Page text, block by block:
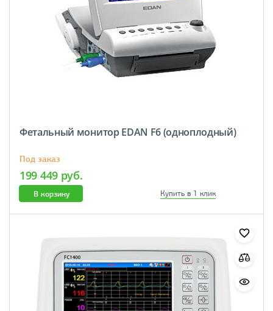
Фетальный монитор EDAN F6 (одноплодный)
Под заказ
199 449 руб.
В корзину Купить в 1 клик